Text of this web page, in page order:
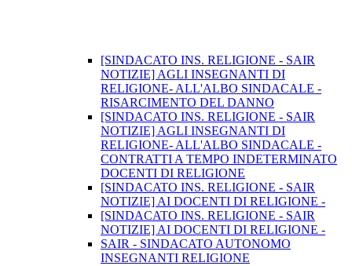
[SINDACATO INS. RELIGIONE - SAIR
NOTIZIE] AGLI INSEGNANTI DI
RELIGIONE- ALL'ALBO SINDACALE -
RISARCIMENTO DEL DANNO
[SINDACATO INS. RELIGIONE - SAIR
NOTIZIE] AGLI INSEGNANTI DI
RELIGIONE- ALL'ALBO SINDACALE -
CONTRATTI A TEMPO INDETERMINATO
DOCENTI DI RELIGIONE
[SINDACATO INS. RELIGIONE - SAIR
NOTIZIE] AI DOCENTI DI RELIGIONE -
[SINDACATO INS. RELIGIONE - SAIR
NOTIZIE] AI DOCENTI DI RELIGIONE -
SAIR - SINDACATO AUTONOMO
INSEGNANTI RELIGIONE